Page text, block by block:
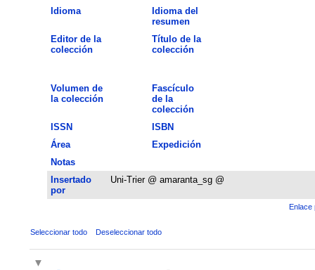
Idioma
Idioma del
resumen
Editor de la
colección
Título de la
colección
Volumen de
la colección
Fascículo
de la
colección
ISSN
ISBN
Área
Expedición
Notas
Insertado
por
Uni-Trier @ amaranta_sg @
Enlace
Seleccionar todo Deseleccionar todo